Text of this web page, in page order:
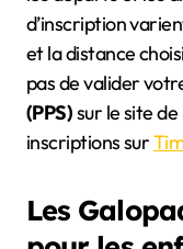
d’inscription
et la distance
pas de valider
(PPS)sur le site
inscriptions sur
Les